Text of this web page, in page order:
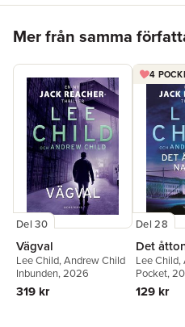
Mer från samma
Del 30
Vägval
Lee Child,Andrew Child
Inbunden, 2026
319 kr
4
Del 28
Det
Lee Child,
Pocket,
129 kr